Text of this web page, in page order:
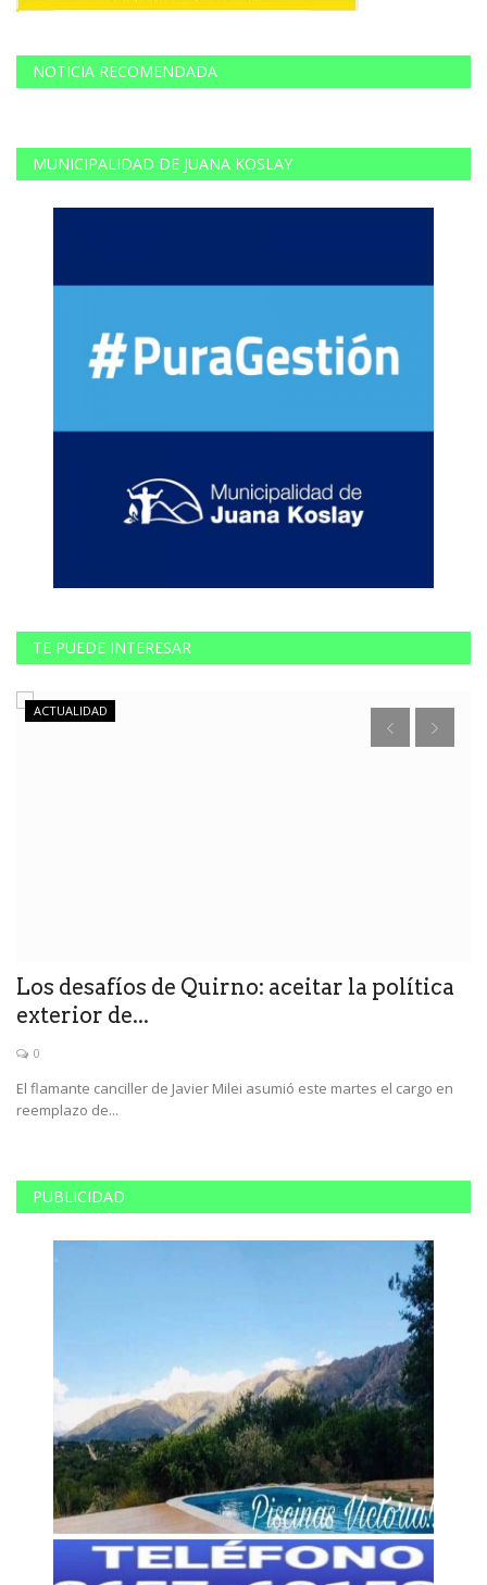
NOTICIA RECOMENDADA
MUNICIPALIDAD DE JUANA KOSLAY
TE PUEDE INTERESAR
ACTUALIDAD
Los desafíos de Quirno: aceitar la política
exterior de...
0
El flamante canciller de Javier Milei asumió este martes el cargo en
reemplazo de...
PUBLICIDAD